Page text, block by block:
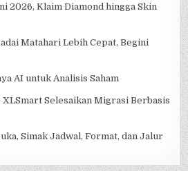
2026, Klaim Diamond hingga Skin
Matahari Lebih Cepat, Begini
AI untuk Analisis Saham
XLSmart Selesaikan Migrasi Berbasis
Simak Jadwal, Format, dan Jalur